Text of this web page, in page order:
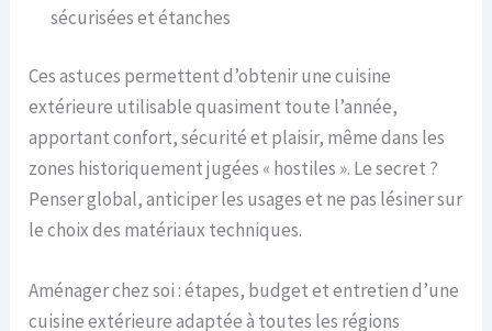
sécurisées et étanches
Ces astuces permettent d’obtenir une cuisine
extérieure utilisable quasiment toute l’année,
apportant confort, sécurité et plaisir, même dans les
zones historiquement jugées « hostiles ». Le secret ?
Penser global, anticiper les usages et ne pas lésiner sur
le choix des matériaux techniques.
Aménager chez soi : étapes, budget et entretien d’une
cuisine extérieure adaptée à toutes les régions